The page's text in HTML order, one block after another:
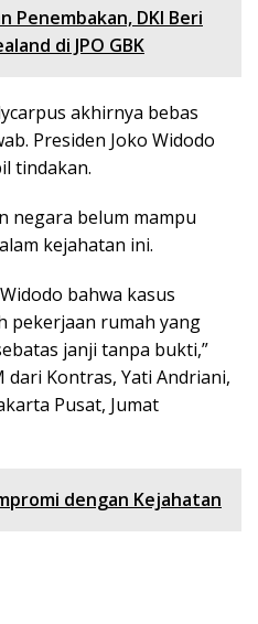
Penembakan, DKI Beri
di JPO GBK
akhirnya bebas
Presiden Joko Widodo
tindakan.
negara belum mampu
kejahatan ini.
bahwa kasus
pekerjaan rumah yang
janji tanpa bukti,”
dari Kontras, Yati Andriani,
Pusat, Jumat
dengan Kejahatan